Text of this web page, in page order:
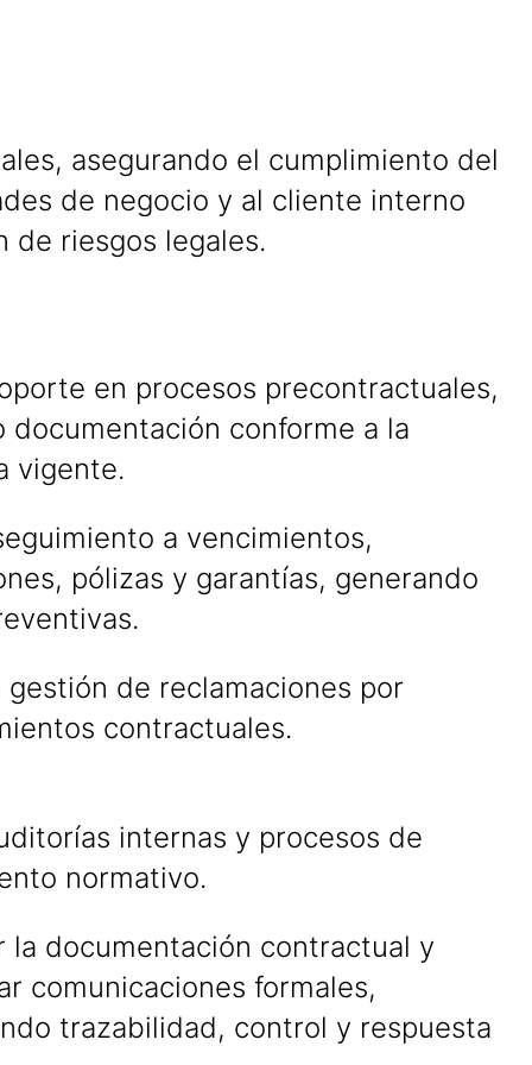
asegurando el cumplimiento del
de negocio y al cliente interno
riesgos legales.
en procesos precontractuales,
documentación conforme a la
vigente.
a vencimientos,
pólizas y garantías, generando
gestión de reclamaciones por
contractuales.
internas y procesos de
normativo.
la documentación contractual y
comunicaciones formales,
trazabilidad, control y respuesta